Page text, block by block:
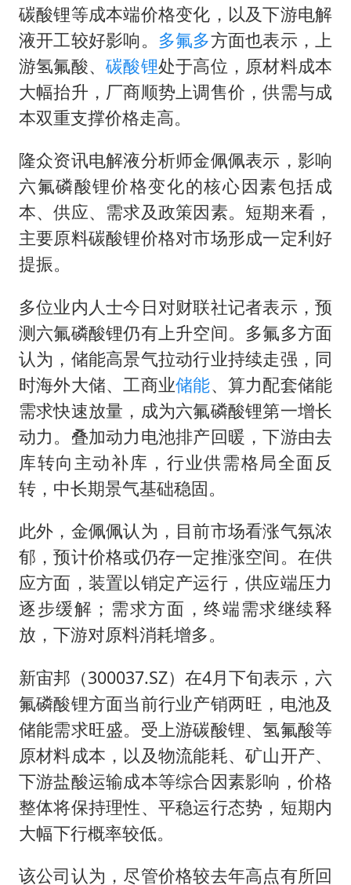
碳酸锂等成本端价格变化，以及下游电解
液开工较好影响。 多氟多方面也表示，上
游氢氟酸、碳酸锂处于高位，原材料成本
大幅抬升，厂商顺势上调售价，供需与成
本双重支撑价格走高。
隆众资讯电解液分析师金佩佩表示，影响
六氟磷酸锂价格变化的核心因素包括成
本、供应、需求及政策因素。短期来看，
主要原料碳酸锂价格对市场形成一定利好
提振。
多位业内人士今日对财联社记者表示，预
测六氟磷酸锂仍有上升空间。多氟多方面
认为，储能高景气拉动行业持续走强，同
时海外大储、工商业储能、算力配套储能
需求快速放量，成为六氟磷酸锂第一增长
动力。叠加动力电池排产回暖，下游由去
库转向主动补库，行业供需格局全面反
转，中长期景气基础稳固。
此外，金佩佩认为，目前市场看涨气氛浓
郁，预计价格或仍存一定推涨空间。在供
应方面，装置以销定产运行，供应端压力
逐步缓解；需求方面，终端需求继续释
放，下游对原料消耗增多。
新宙邦（300037.SZ）在4月下旬表示，六
氟磷酸锂方面当前行业产销两旺，电池及
储能需求旺盛。受上游碳酸锂、氢氟酸等
原材料成本，以及物流能耗、矿山开产、
下游盐酸运输成本等综合因素影响，价格
整体将保持理性、平稳运行态势，短期内
大幅下行概率较低。
该公司认为，尽管价格较去年高点有所回